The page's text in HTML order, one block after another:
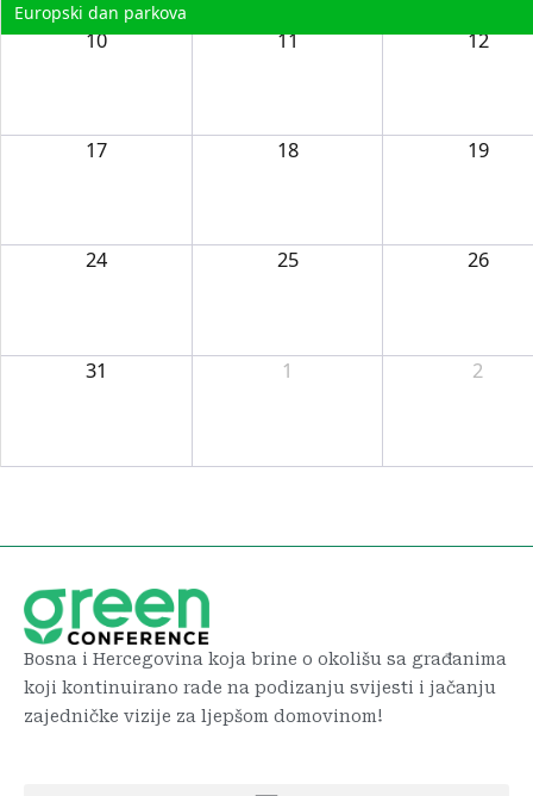
Europski dan parkova
10 11 12
17 18 19
24 25 26
31 1 2
Bosna i Hercegovina koja brine o okolišu sa građanima
koji kontinuirano rade na podizanju svijesti i jačanju
zajedničke vizije za ljepšom domovinom!